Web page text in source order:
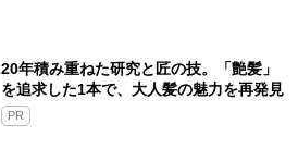
20年積み重ねた研究と匠の技。「艶髪」
を追求した1本で、大人髪の魅力を再発見
PR